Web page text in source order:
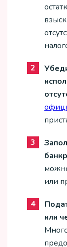
или
или